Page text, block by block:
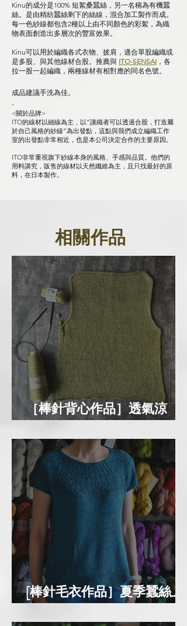
Kinu的成分是100% 短絮桑蠶絲，另一名稱為有機蠶
絲。是由精紡蠶絲剩下的絲線，混合加工製作而成。
每一色紗線都包含2種以上由不同顏色的彩絮，為織
物表面創造出多層次的豐富效果。
Kinu可以用於編織各式衣物、披肩，適合單股編織或
是多股、與其他線材合股。推薦與 ITO-SENSAI ，各
拉一股一起編織，兩種線材有相對應的同名色號。
成品建議手洗為佳。
-
<關於品牌>
ITO的線材以細線為主，以”讓織者可以透過合股，打造屬
於自己風格的紗線”為出發點，這點與我們成立編織工作
室的出發點非常相近，也是本公司決定合作的主要原因。
ITO非常重視旗下紗線本身的風格、手感與品質。他們的
用料講究，販售的線材以天然纖維為主，且只找最好的原
料，在日本製作。
相關作品
［棒針背心作品］透氣涼
[棒針毛衣作品］夏季蠶絲上